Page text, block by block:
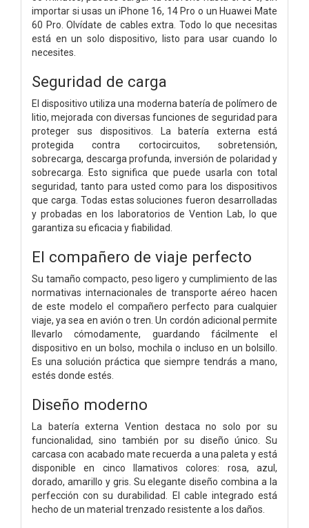
importar si usas un iPhone 16, 14 Pro o un Huawei Mate
60 Pro. Olvídate de cables extra. Todo lo que necesitas
está en un solo dispositivo, listo para usar cuando lo
necesites.
Seguridad de carga
El dispositivo utiliza una moderna batería de polímero de
litio, mejorada con diversas funciones de seguridad para
proteger sus dispositivos. La batería externa está
protegida contra cortocircuitos, sobretensión,
sobrecarga, descarga profunda, inversión de polaridad y
sobrecarga. Esto significa que puede usarla con total
seguridad, tanto para usted como para los dispositivos
que carga. Todas estas soluciones fueron desarrolladas
y probadas en los laboratorios de Vention Lab, lo que
garantiza su eficacia y fiabilidad.
El compañero de viaje perfecto
Su tamaño compacto, peso ligero y cumplimiento de las
normativas internacionales de transporte aéreo hacen
de este modelo el compañero perfecto para cualquier
viaje, ya sea en avión o tren. Un cordón adicional permite
llevarlo cómodamente, guardando fácilmente el
dispositivo en un bolso, mochila o incluso en un bolsillo.
Es una solución práctica que siempre tendrás a mano,
estés donde estés.
Diseño moderno
La batería externa Vention destaca no solo por su
funcionalidad, sino también por su diseño único. Su
carcasa con acabado mate recuerda a una paleta y está
disponible en cinco llamativos colores: rosa, azul,
dorado, amarillo y gris. Su elegante diseño combina a la
perfección con su durabilidad. El cable integrado está
hecho de un material trenzado resistente a los daños.